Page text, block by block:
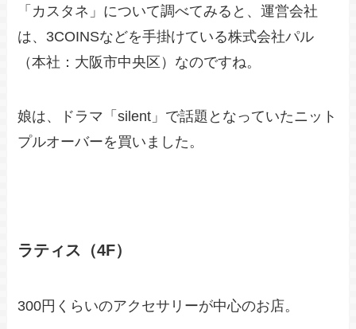
「カスタネ」について調べてみると、運営会社
は、3COINSなどを手掛けている株式会社パル
（本社：大阪市中央区）なのですね。
娘は、ドラマ「silent」で話題となっていたニット
プルオーバーを買いました。
ラティス（4F）
300円くらいのアクセサリーが中心のお店。